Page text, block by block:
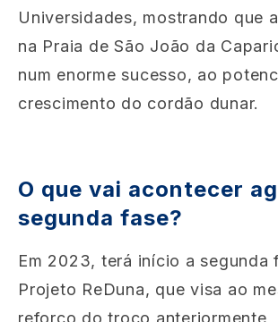
Universidades, mostrando que
na Praia de São João da
num enorme sucesso, ao
crescimento do cordão dunar.
O que vai acontecer
segunda fase?
Em 2023, terá início a segunda
Projeto ReDuna, que visa ao
reforço do troço anteriormente